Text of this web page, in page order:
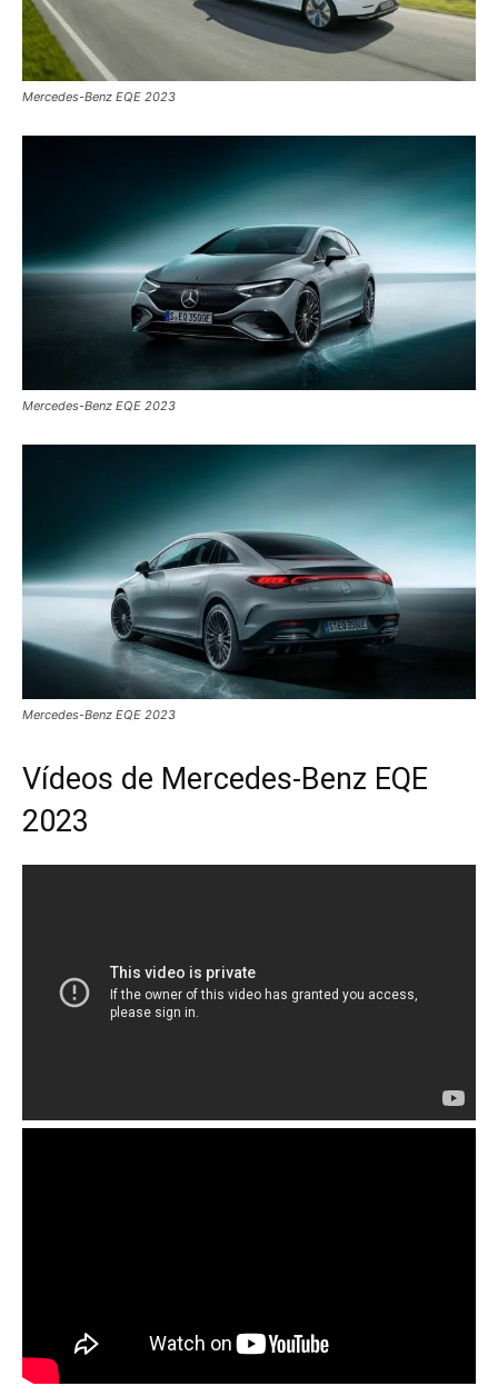
Mercedes-Benz EQE 2023
Mercedes-Benz EQE 2023
Mercedes-Benz EQE 2023
Vídeos de Mercedes-Benz EQE
2023